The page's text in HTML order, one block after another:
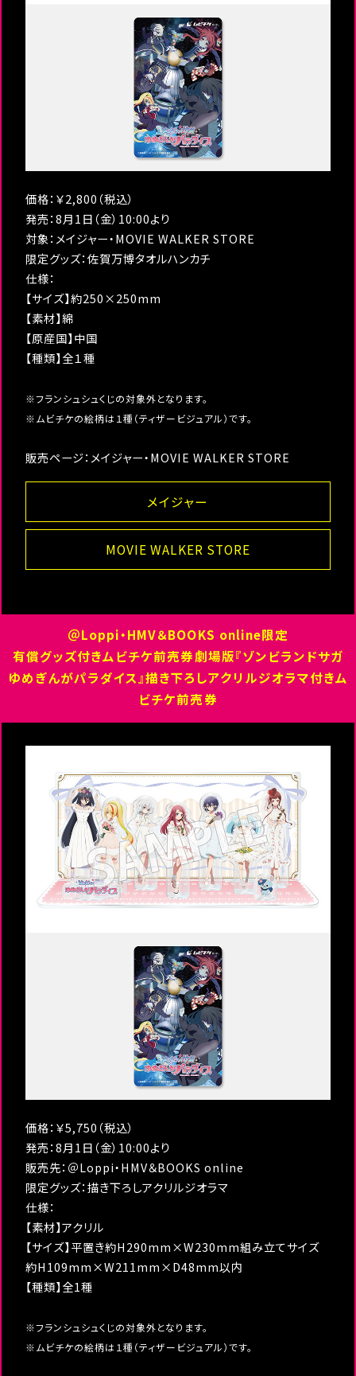
価格：￥2,800（税込）
発売：8月1日（金）10:00より
対象：メイジャー・MOVIE WALKER STORE
限定グッズ：佐賀万博タオルハンカチ
仕様：
【サイズ】約250×250mm
【素材】綿
【原産国】中国
【種類】全１種
※フランシュシュくじの対象外となります。
※ムビチケの絵柄は１種（ティザービジュアル）です。
販売ページ：メイジャー・MOVIE WALKER STORE
メイジャー
MOVIE WALKER STORE
＠Loppi・HMV＆BOOKS online限定
有償グッズ付きムビチケ前売券劇場版『ゾンビランドサガ
ゆめぎんがパラダイス』描き下ろしアクリルジオラマ付きム
ビチケ前売券
価格：￥5,750（税込）
発売：8月1日（金）10:00より
販売先：＠Loppi・HMV＆BOOKS online
限定グッズ：描き下ろしアクリルジオラマ
仕様：
【素材】アクリル
【サイズ】平置き約H290mm×W230mm組み立てサイズ
約H109mm×W211mm×D48mm以内
【種類】全1種
※フランシュシュくじの対象外となります。
※ムビチケの絵柄は１種（ティザービジュアル）です。